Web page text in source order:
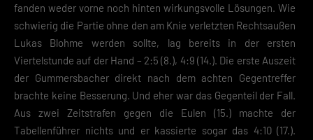
fanden weder vorne noch hinten wirkungsvolle Lösungen. Wie
schwierig die Partie ohne den am Knie verletzten Rechtsaußen
Lukas Blohme werden sollte, lag bereits in der ersten
Viertelstunde auf der Hand – 2:5 (8.), 4:9 (14.). Die erste Auszeit
der Gummersbacher direkt nach dem achten Gegentreffer
brachte keine Besserung. Und eher war das Gegenteil der Fall.
Aus zwei Zeitstrafen gegen die Eulen (15.) machte der
Tabellenführer nichts und er kassierte sogar das 4:10 (17.).